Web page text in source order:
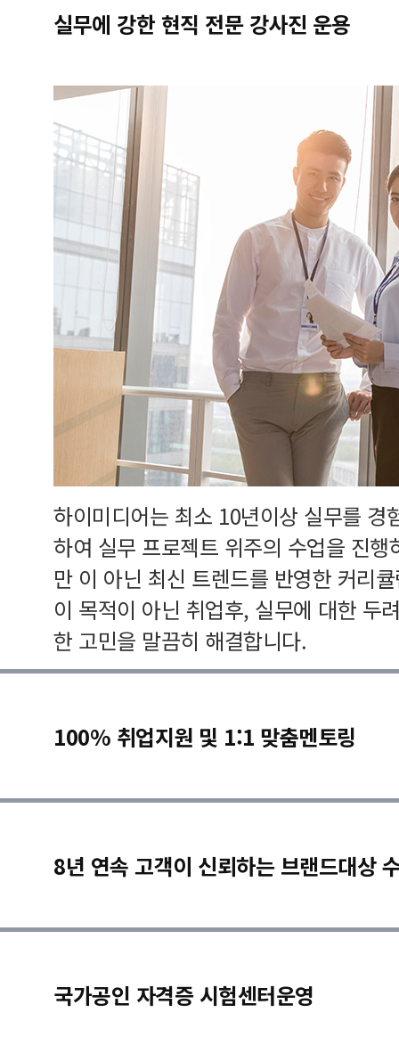
실무에 강한 현직 전문 강사진 운용
하이미디어는 최소 10년이상 실무를 경
하여 실무 프로젝트 위주의 수업을 진
만 이 아닌 최신 트렌드를 반영한 커리
이 목적이 아닌 취업후, 실무에 대한 두
한 고민을 말끔히 해결합니다.
100% 취업지원 및 1:1 맞춤멘토링
8년 연속 고객이 신뢰하는 브랜드대상
국가공인 자격증 시험센터운영